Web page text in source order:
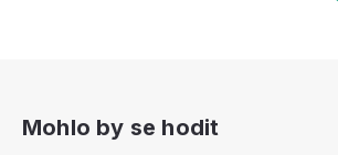
Mohlo by se hodit